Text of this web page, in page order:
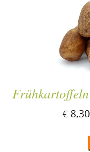
€ 8,30